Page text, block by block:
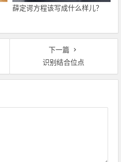
薛定谔方程该写成什么样儿？
下一篇
识别结合位点